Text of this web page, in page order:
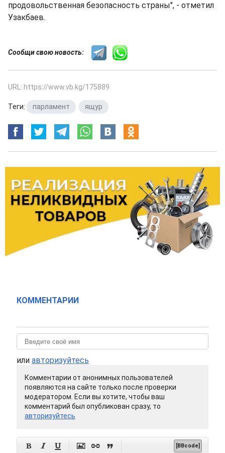
продовольственная безопасность страны", - отметил
Узакбаев.
Сообщи свою новость:
URL: https://www.vb.kg/175889
Теги: парламент ящур
КОММЕНТАРИИ
или авторизуйтесь
Комментарии от анонимных пользователей
появляются на сайте только после проверки
модератором. Если вы хотите, чтобы ваш
комментарий был опубликован сразу, то
авторизуйтесь
      [BBcode]